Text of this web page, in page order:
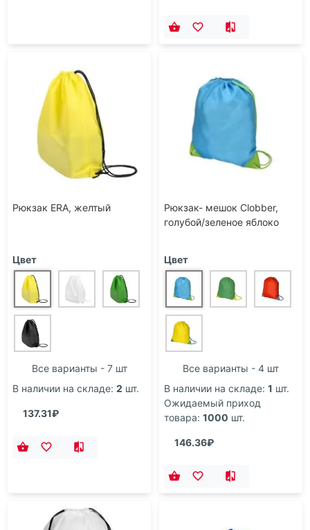
Рюкзак ERA, желтый
Цвет
Все варианты - 7 шт
В наличии на складе: 2 шт.
137.31₽
Рюкзак- мешок Clobber,
голубой/зеленое яблоко
Цвет
Все варианты - 4 шт
В наличии на складе: 1 шт.
Ожидаемый приход
товара: 1000 шт.
146.36₽